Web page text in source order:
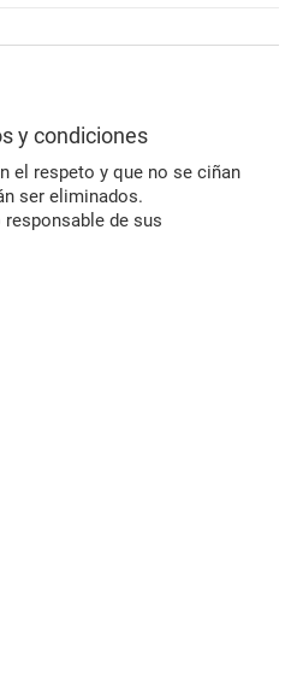
y condiciones
el respeto y que no se ciñan
ser eliminados.
de sus